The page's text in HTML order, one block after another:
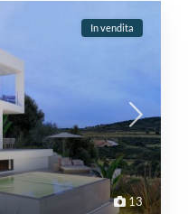
13
In vendita